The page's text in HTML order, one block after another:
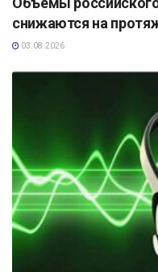
снижаются на
03.08.2026